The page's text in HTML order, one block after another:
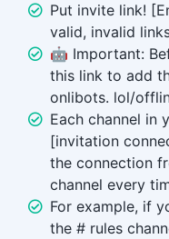
Put invite link!
valid, invalid
🤖 Important:
this link to add
onlibots. lol/
Each channel in
[invitation
the connection
channel every
For example, if
the # rules